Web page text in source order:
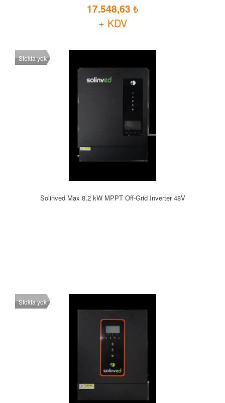
17.548,63
+ KDV
Solinved Max 8.2 kW MPPT Off-Grid Inverter 48V
Stokta yok
Stokta yok